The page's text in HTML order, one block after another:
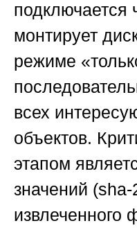
подключается
монтирует
режиме
всех
объектов.
этапом
значений
извлеченного